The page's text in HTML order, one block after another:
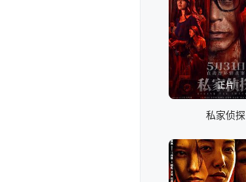
正片
私家侦探